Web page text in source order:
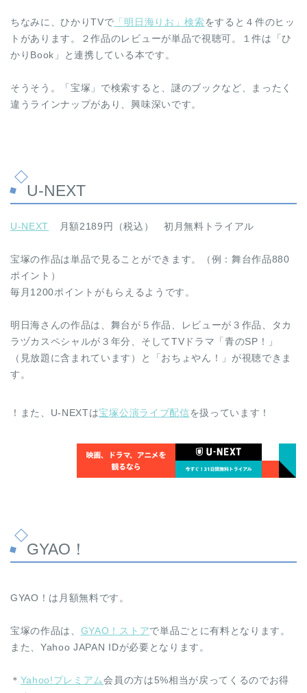
ちなみに、ひかりTVで 「明日海りお」検索をすると４件のヒッ
トがあります。２作品のレビューが単品で視聴可。１件は「ひ
かりBook」と連携している本です。
そうそう。「宝塚」で検索すると、謎のブックなど、まったく
違うラインナップがあり、興味深いです。
U-NEXT
U-NEXT 月額2189円（税込） 初月無料トライアル
宝塚の作品は単品で見ることができます。（例：舞台作品880
ポイント）
毎月1200ポイントがもらえるようです。
明日海さんの作品は、舞台が５作品、レビューが３作品、タカ
ラヅカスペシャルが３年分、そしてTVドラマ「青のSP！」
（見放題に含まれています）と「おちょやん！」が視聴できま
す。
！また、U-NEXTは宝塚公演ライブ配信を扱っています！
GYAO！
GYAO！は月額無料です。
宝塚の作品は、 GYAO！ストアで単品ごとに有料となります。
また、Yahoo JAPAN IDが必要となります。
＊ Yahoo!プレミアム会員の方は5%相当が戻ってくるのでお得